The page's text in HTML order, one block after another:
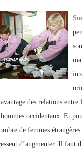
des relations entre
hommes occidentaux. Et
de femmes étrangères
d’augmenter. Il faut